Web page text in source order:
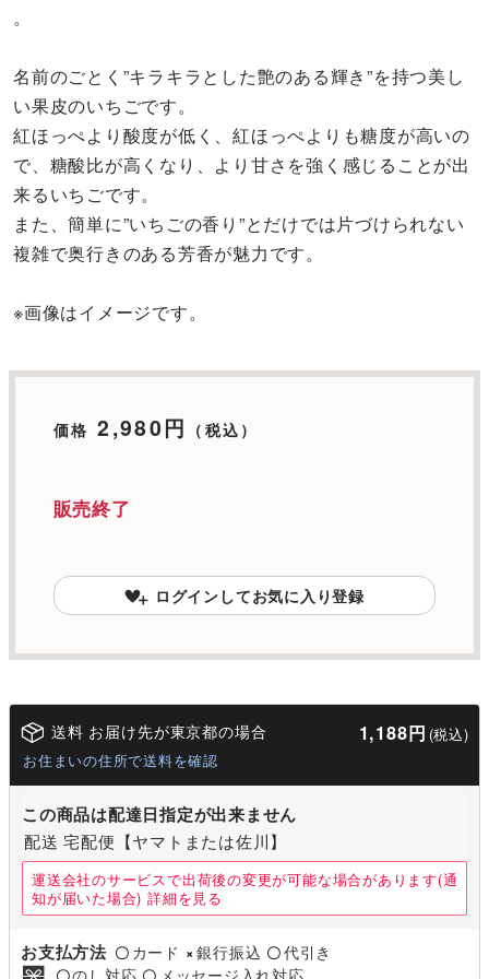
。
名前のごとく”キラキラとした艶のある輝き”を持つ美し
い果皮のいちごです。
紅ほっぺより酸度が低く、紅ほっぺよりも糖度が高いの
で、糖酸比が高くなり、より甘さを強く感じることが出
来るいちごです。
また、簡単に”いちごの香り”とだけでは片づけられない
複雑で奥行きのある芳香が魅力です。
※画像はイメージです。
価格 2,980円 （税込）
販売終了
ログインしてお気に入り登録
送料 お届け先が東京都の場合 1,188円 (税込)
お住まいの住所で送料を確認
この商品は配達日指定が出来ません
配送 宅配便【ヤマトまたは佐川】
運送会社のサービスで出荷後の変更が可能な場合があります(通
知が届いた場合) 詳細を見る
お支払方法 〇 カード × 銀行振込 〇代引き